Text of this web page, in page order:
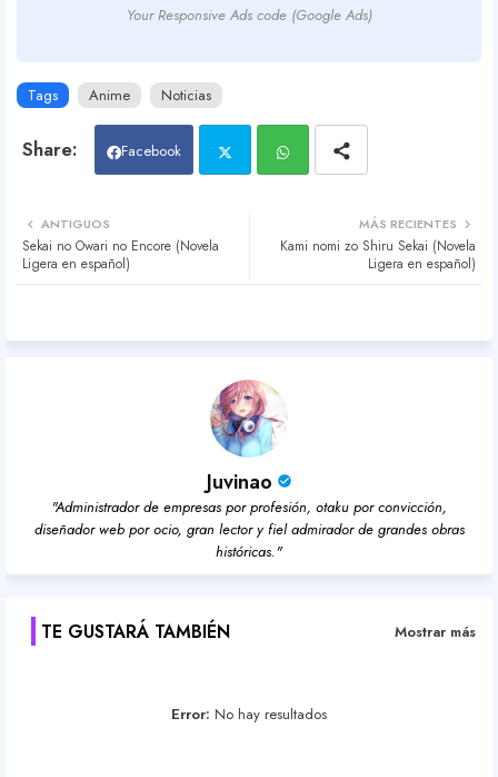
Your Responsive Ads code (Google Ads)
Tags Anime Noticias
Facebook
ter atsa
MÁS RECIENTES
Kami nomi zo Shiru Sekai (Novela
Ligera en español)
ANTIGUOS
Sekai no Owari no Encore (Novela
Ligera en español)
Juvinao
"Administrador de empresas por profesión, otaku por convicción,
diseñador web por ocio, gran lector y fiel admirador de grandes obras
históricas."
TE GUSTARÁ TAMBIÉN Mostrar más
Error: No hay resultados